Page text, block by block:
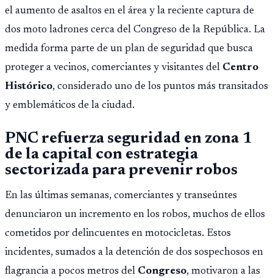
el aumento de asaltos en el área y la reciente captura de
dos moto ladrones cerca del Congreso de la República. La
medida forma parte de un plan de seguridad que busca
proteger a vecinos, comerciantes y visitantes del Centro
Histórico, considerado uno de los puntos más transitados
y emblemáticos de la ciudad.
PNC refuerza seguridad en zona 1
de la capital con estrategia
sectorizada para prevenir robos
En las últimas semanas, comerciantes y transeúntes
denunciaron un incremento en los robos, muchos de ellos
cometidos por delincuentes en motocicletas. Estos
incidentes, sumados a la detención de dos sospechosos en
flagrancia a pocos metros del Congreso, motivaron a las